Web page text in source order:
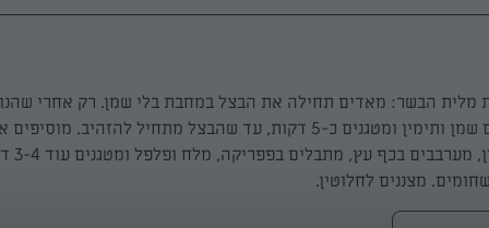
מלית הבשר: מאדים תחילה את הבצל במחבת בלי שמן. רק אחרי
נעלמים, מוסיפים שמן ותימין ומטגנים כ-5 דקות, עד שהבצל מתחיל להזהיב.
ואת
מצננים לחלוטין.